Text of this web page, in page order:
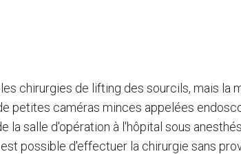
chirurgies de lifting des sourcils, mais la
petites caméras minces appelées
salle d'opération à l'hôpital sous
possible d'effectuer la chirurgie sans